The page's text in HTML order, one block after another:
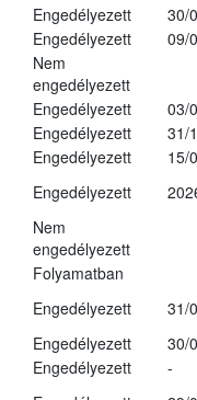
Engedélyezett
30/
Engedélyezett
09/
Nem
engedélyezett
Engedélyezett
03/
Engedélyezett
31/
Engedélyezett
15/
Engedélyezett
Nem
engedélyezett
Folyamatban
Engedélyezett
31/
Engedélyezett
30/
Engedélyezett
-